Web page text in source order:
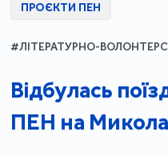
ПРОЄКТИ ПЕН
#ЛІТЕРАТУРНО-
Відбулась
ПЕН на